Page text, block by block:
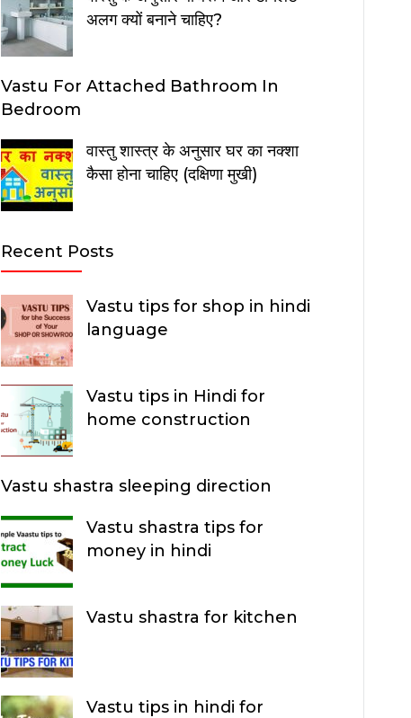
अलग क्यों बनाने चाहिए?
Vastu For Attached Bathroom In
Bedroom
वास्तु शास्त्र के अनुसार घर का नक्शा
कैसा होना चाहिए (दक्षिणा मुखी)
Recent Posts
Vastu tips for shop in hindi
language
Vastu tips in Hindi for
home construction
Vastu shastra sleeping direction
Vastu shastra tips for
money in hindi
Vastu shastra for kitchen
Vastu tips in hindi for